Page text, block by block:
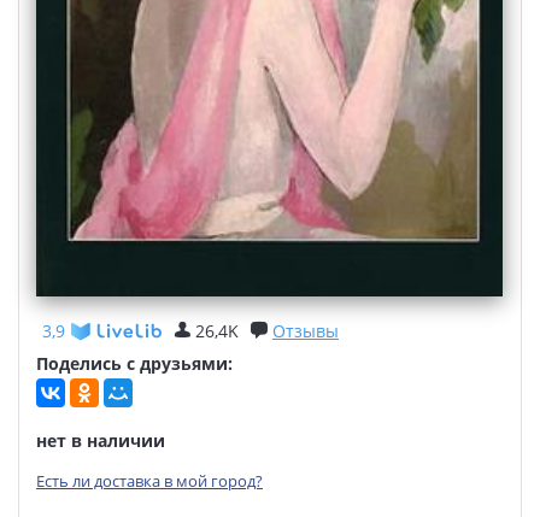
3,9 26,4K
Отзывы
Поделись с друзьями:
нет в наличии
Есть ли доставка в мой город?